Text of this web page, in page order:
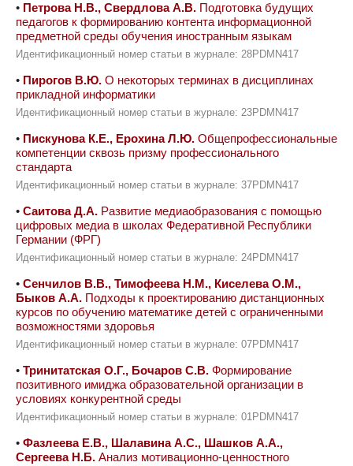
• Петрова Н.В., Свердлова А.В. Подготовка будущих
педагогов к формированию контента информационной
предметной среды обучения иностранным языкам
Идентификационный номер статьи в журнале: 28PDMN417
• Пирогов В.Ю. О некоторых терминах в дисциплинах
прикладной информатики
Идентификационный номер статьи в журнале: 23PDMN417
• Пискунова К.Е., Ерохина Л.Ю. Общепрофессиональные
компетенции сквозь призму профессионального
стандарта
Идентификационный номер статьи в журнале: 37PDMN417
• Саитова Д.А. Развитие медиаобразования c помощью
цифровых медиа в школах Федеративной Республики
Германии (ФРГ)
Идентификационный номер статьи в журнале: 24PDMN417
• Сенчилов В.В., Тимофеева Н.М., Киселева О.М.,
Быков А.А. Подходы к проектированию дистанционных
курсов по обучению математике детей с ограниченными
возможностями здоровья
Идентификационный номер статьи в журнале: 07PDMN417
• Тринитатская О.Г., Бочаров С.В. Формирование
позитивного имиджа образовательной организации в
условиях конкурентной среды
Идентификационный номер статьи в журнале: 01PDMN417
• Фазлеева Е.В., Шалавина А.С., Шашков А.А.,
Сергеева Н.Б. Анализ мотивационно-ценностного